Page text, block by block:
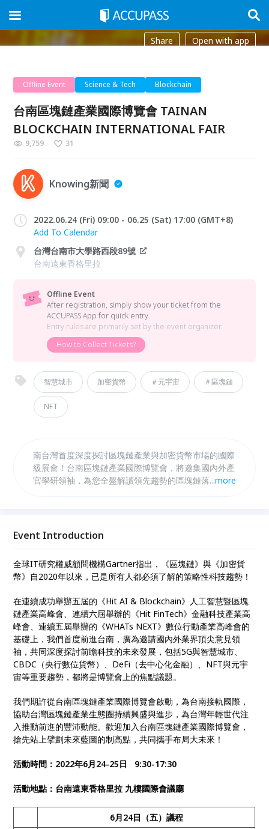
Share Open with app
Offline Event Science & Tech Blockchain
台南區塊鏈產業國際博覽會 TAINAN
BLOCKCHAIN INTERNATIONAL FAIR
9,759 31
Knowing新聞
2022.06.24 (Fri) 09:00 - 06.25 (Sat) 17:00 (GMT+8)
Add To Calendar
台灣台南市大學路西段89號
台南遠東香格里拉
Offline Event
After registration, simply show your ticket from the
ACCUPASS App for quick entry.
Entry rules are primarily set by the event organizer.
How to Collect Tickets?
智慧城市 加密貨幣 ＃元宇宙 ＃區塊鏈
NFT
南台灣首度深度探討區塊鏈產業與加密貨幣市場的國際
級展會！台南區塊鏈產業國際博覽會，將邀集國內外產
官學研領袖，為您全盤解讀領先趨勢的區塊鏈落地應
趨勢，歡迎共襄盛舉！
...more
Event Introduction
全球IT研究權威顧問機構Gartner指出，《區塊鏈》與《加密貨
幣》自2020年以來，已是所有人都必須了解的策略性科技趨勢！
在連續成功舉辦五屆的《Hit AI & Blockchain》人工智慧暨區塊
鏈產業高峰會、連續六屆舉辦的《Hit FinTech》金融科技產業高
峰會、連續五屆舉辦的《WHATs NEXT》數位行動產業高峰會的
基礎上，我們首度前進台南，廣為邀請國內外業界頂尖意見領
袖，共同深度探討前瞻科技的未來發展，包括5G與智慧城市、
CBDC（央行數位貨幣）、DeFi（去中心化金融）、NFT與元宇
宙等重要趨勢，都將是博覽會上的焦點議題。
我們期許從台南區塊鏈產業國際博覽會啟動，為台南接軌國際，
協助台灣區塊鏈產業生態圈持續興盛與進步，為台灣年輕世代注
入推動前進的豐沛動能。歡迎加入台南區塊鏈產業國際博覽會，
搶先站上擘劃未來藍圖的制高點，共同攜手布局大未來！
活動時間：2022年6月24-25日 9:30-17:30
活動地點：台南遠東香格里拉 九樓國際會議廳
6月24日（五）議程